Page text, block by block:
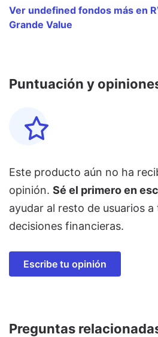
Ver undefined fondos más en
Grande Value
Puntuación y
Este producto aún no ha
opinión. Sé el primero en
ayudar al resto de usuarios
decisiones financieras.
Escribe tu opinión
Preguntas